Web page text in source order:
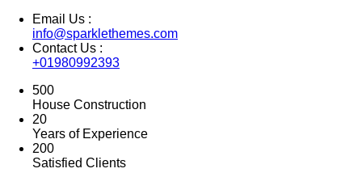
Email Us :
info@sparklethemes.com
Contact Us :
+01980992393
500
House Construction
20
Years of Experience
200
Satisfied Clients